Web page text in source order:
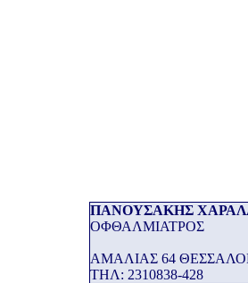
ΠΑΝΟΥΣΑΚΗΣ
ΟΦΘΑΛΜΙΑΤΡΟΣ
ΑΜΑΛΙΑΣ 64
THΛ: 2310838-428